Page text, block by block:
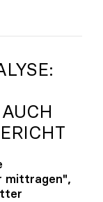
sind
mittragen",